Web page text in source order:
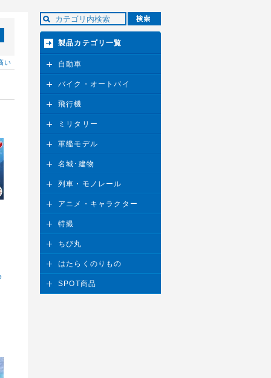
い
製品カテゴリ一覧
自動車
バイク・オートバイ
飛行機
ミリタリー
軍艦モデル
名城･建物
列車・モノレール
アニメ・キャラクター
特撮
ちび丸
はたらくのりもの
SPOT商品